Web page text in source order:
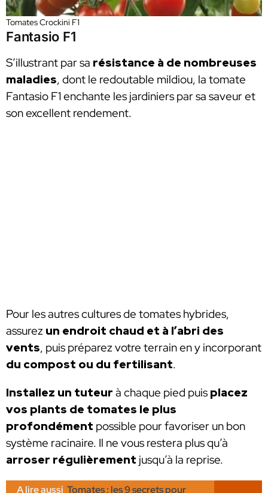
Tomates Crockini F1
Fantasio F1
S’illustrant par sa résistance à de nombreuses
maladies, dont le redoutable mildiou, la tomate
Fantasio F1 enchante les jardiniers par sa saveur et
son excellent rendement.
Pour les autres cultures de tomates hybrides,
assurez un endroit chaud et à l’abri des
vents, puis préparez votre terrain en y incorporant
du compost ou du fertilisant.
Installez un tuteur à chaque pied puis placez
vos plants de tomates le plus
profondément possible pour favoriser un bon
système racinaire. Il ne vous restera plus qu’à
arroser régulièrement jusqu’à la reprise.
A lire aussi Tomates : les 9 secrets pour